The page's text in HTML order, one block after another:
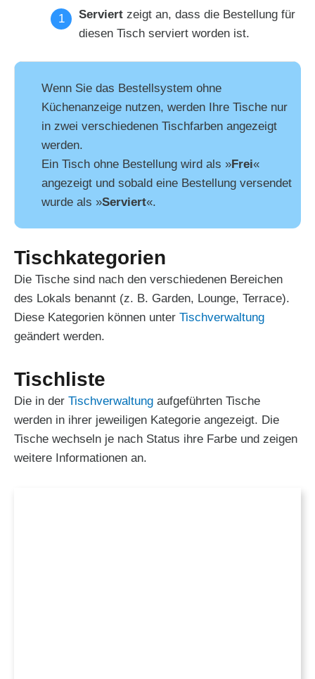
Serviert zeigt an, dass die Bestellung für
diesen Tisch serviert worden ist.
Wenn Sie das Bestellsystem ohne
Küchenanzeige nutzen, werden Ihre Tische nur
in zwei verschiedenen Tischfarben angezeigt
werden.
Ein Tisch ohne Bestellung wird als »Frei«
angezeigt und sobald eine Bestellung versendet
wurde als »Serviert«.
Tischkategorien
Die Tische sind nach den verschiedenen Bereichen
des Lokals benannt (z. B. Garden, Lounge, Terrace).
Diese Kategorien können unter Tischverwaltung
geändert werden.
Tischliste
Die in der Tischverwaltung aufgeführten Tische
werden in ihrer jeweiligen Kategorie angezeigt. Die
Tische wechseln je nach Status ihre Farbe und zeigen
weitere Informationen an.